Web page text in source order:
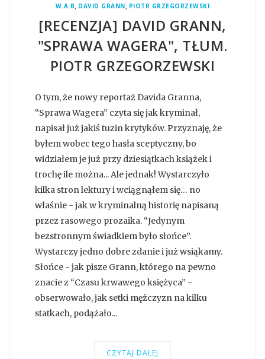
W.A.B, DAVID GRANN, PIOTR GRZEGORZEWSKI
[RECENZJA] DAVID GRANN,
"SPRAWA WAGERA", TŁUM.
PIOTR GRZEGORZEWSKI
O tym, że nowy reportaż Davida Granna,
“Sprawa Wagera” czyta się jak kryminał,
napisał już jakiś tuzin krytyków. Przyznaję, że
byłem wobec tego hasła sceptyczny, bo
widziałem je już przy dziesiątkach książek i
trochę ile można... Ale jednak! Wystarczyło
kilka stron lektury i wciągnąłem się… no
właśnie - jak w kryminalną historię napisaną
przez rasowego prozaika. “Jedynym
bezstronnym świadkiem było słońce”.
Wystarczy jedno dobre zdanie i już wsiąkamy.
Słońce - jak pisze Grann, którego na pewno
znacie z “Czasu krwawego księżyca” -
obserwowało, jak setki mężczyzn na kilku
statkach, podążało...
CZYTAJ DALEJ